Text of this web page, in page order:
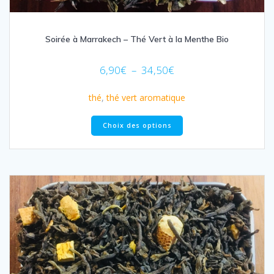
Soirée à Marrakech – Thé Vert à la Menthe Bio
6,90€ – 34,50€
prix :
6,90€
34,50€
thé,thé vert aromatique
Choix des options
Ce
plusieurs
Les
options
peuvent
être
choisies
sur
la
page